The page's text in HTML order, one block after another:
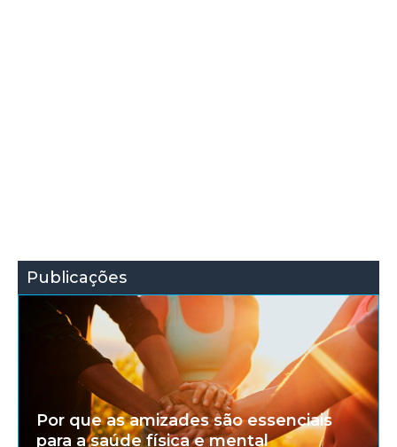
Publicações
Por que as amizades são essenciais
para a saúde física e mental